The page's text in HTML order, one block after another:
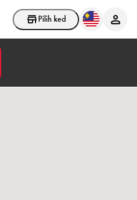
Pilih kedai